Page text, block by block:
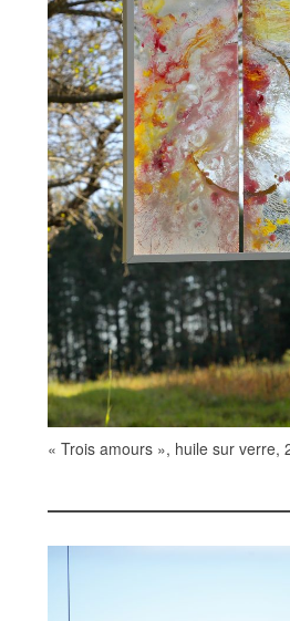
« Trois amours », huile sur verre,